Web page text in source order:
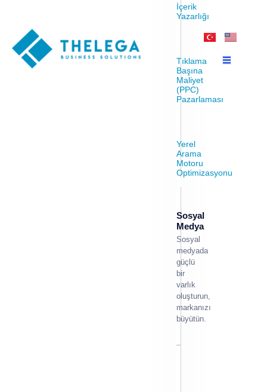
İçerik
Yazarlığı
Tıklama
Başına
Maliyet
(PPC)
Pazarlaması
Yerel
Arama
Motoru
Optimizasyonu
Sosyal
Medya
Sosyal
medyada
güçlü
bir
varlık
oluşturun,
markanızı
büyütün.